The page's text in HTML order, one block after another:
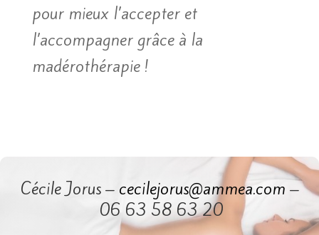
pour mieux l’accepter et
l’accompagner grâce à la
madérothérapie !
Cécile Jorus – cecilejorus@ammea.com –
06 63 58 63 20